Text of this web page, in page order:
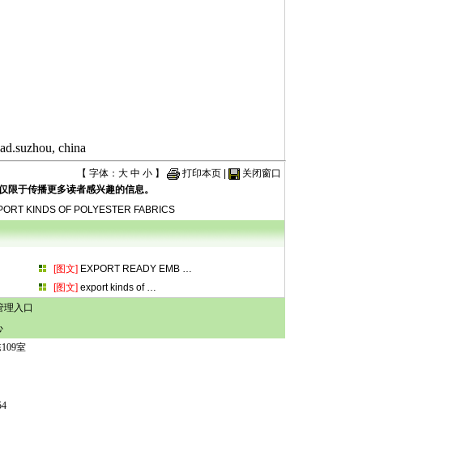
china
【 字体： 大 中 小】 打印本页|
关闭窗口
于传播更多读者感兴趣的信息。
KINDS OF POLYESTER FABRICS
[图文] EXPORT READY EMB …
[图文] export kinds of …
理入口
室